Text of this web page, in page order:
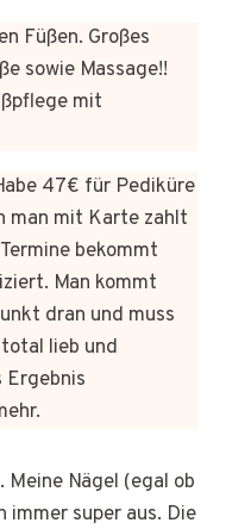
Füßen. Großes
sowie Massage!!
mit
47€ für Pediküre
man mit Karte zahlt
bekommt
Man kommt
dran und muss
lieb und
Ergebnis
Meine Nägel (egal ob
immer super aus. Die